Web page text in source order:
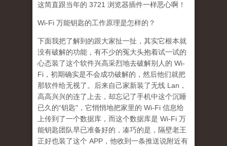
这简直跟当年的 3721 浏览器插件一样恶心啊！
Wi-Fi 万能钥匙的工作原理是怎样的？
下面我把了解到的跟大家扯一扯，其实它根本就
没有破解的功能，有不少的冤大头抱着试一试的
心态装了这个软件兴高采烈地去破解别人的 Wi-
Fi，初期确实是不会成功破解的，然后他们就把
那软件给无视了。后来自己家新装了无线 Lan，
高高兴兴的连了上去，却忘记了手机中这个沉睡
已久的“钥匙"，它悄悄地把家里的 Wi-Fi 信息给
上传到了一个数据库，而这个数据库是 Wi-Fi 万
能钥匙团队早已准备好的，凑巧的是，隔壁老王
正好也装了这个 APP，他收到一条推送说附近有